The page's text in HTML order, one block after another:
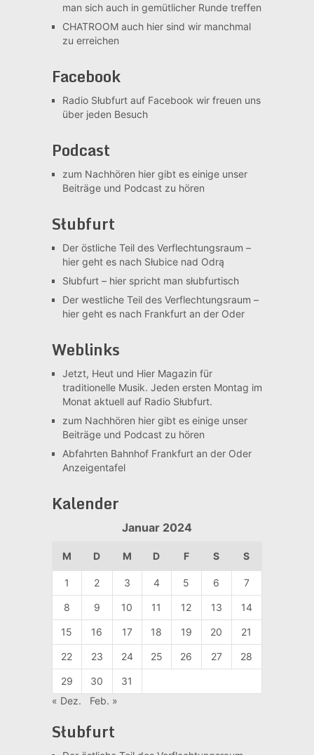
man sich auch in gemütlicher Runde treffen
CHATROOMauch hier sind wir manchmal
zu erreichen
Facebook
Radio Słubfurt auf Facebook wir freuen uns
über jeden Besuch
Podcast
zum Nachhören hier gibt es einige unser
Beiträge und Podcast zu hören
Słubfurt
Der östliche Teil des Verflechtungsraum –
hier geht es nach Słubice nad Odrą
Słubfurt –hier spricht man słubfurtisch
Der westliche Teil des Verflechtungsraum –
hier geht es nach Frankfurt an der Oder
Weblinks
Jetzt, Heut und HierMagazin für
traditionelle Musik. Jeden ersten Montag im
Monat aktuell auf Radio Słubfurt.
zum Nachhören hier gibt es einige unser
Beiträge und Podcast zu hören
Abfahrten Bahnhof Frankfurt an der Oder
Anzeigentafel
Kalender
Januar 2024
M D M D F S S
1 2 3 4 5 6 7
8 9 10 11 12 13 14
15 16 17 18 19 20 21
22 23 24 25 26 27 28
29 30
31
« Dez.
Feb. »
Słubfurt